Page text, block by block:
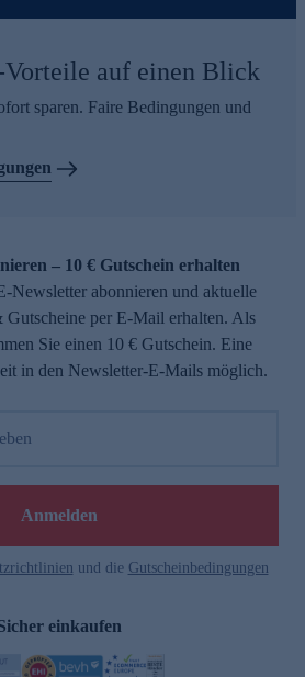
Vorteile auf einen Blick
sparen. Faire Bedingungen und
– 10 € Gutschein erhalten
Newsletter abonnieren und aktuelle
Gutscheine per E-Mail erhalten. Als
Sie einen 10 € Gutschein. Eine
in den Newsletter-E-Mails möglich.
Anmelden
und die Gutscheinbedingungen
einkaufen